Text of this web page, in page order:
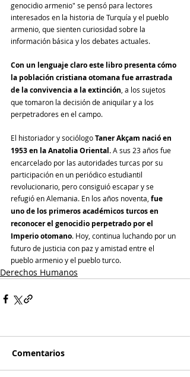
genocidio armenio" se pensó para lectores
interesados ​​en la historia de Turquía y el pueblo
armenio, que sienten curiosidad sobre la
información básica y los debates actuales.
Con un lenguaje claro este libro presenta cómo
la población cristiana otomana fue arrastrada
de la convivencia a la extinción, a los sujetos
que tomaron la decisión de aniquilar y a los
perpetradores en el campo.
El historiador y sociólogo Taner Akçam nació en
1953 en la Anatolia Oriental. A sus 23 años fue
encarcelado por las autoridades turcas por su
participación en un periódico estudiantil
revolucionario, pero consiguió escapar y se
refugió en Alemania. En los años noventa, fue
uno de los primeros académicos turcos en
reconocer el genocidio perpetrado por el
Imperio otomano. Hoy, continua luchando por un
futuro de justicia con paz y amistad entre el
pueblo armenio y el pueblo turco.
Derechos Humanos
Comentarios